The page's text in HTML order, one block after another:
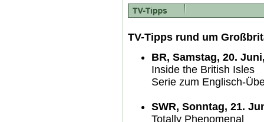
TV-Tipps rund um
BR, Samstag, 20.
Inside the British Isles
Serie zum Englisch-
SWR, Sonntag, 21.
Totally Phenomenal